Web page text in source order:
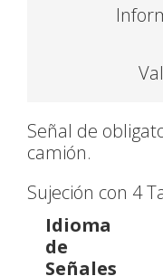
Señal de
camión.
Sujeción con 4
Idioma
de
Señales